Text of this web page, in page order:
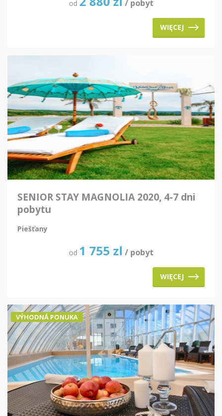
od / pobyt
WIĘCEJ
SENIOR STAY MAGNOLIA 2020, 4-7 dni
pobytu
Piešťany
od 1 755 zl / pobyt
WIĘCEJ
VÝHODNÁ PONUKA